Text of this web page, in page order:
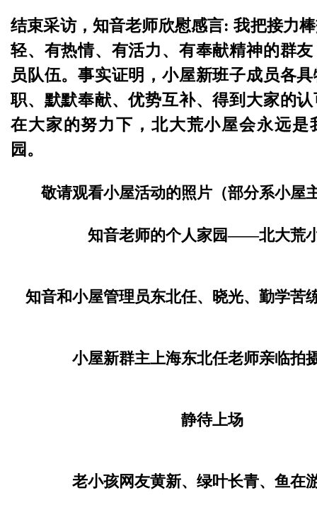
结束采访，知音老师欣慰感言: 我把接力
轻、有热情、有活力、有奉献精神的群
员队伍。事实证明，小屋新班子成员各
职、默默奉献、优势互补、得到大家的
在大家的努力下，北大荒小屋会永远是
园。
敬请观看小屋活动的照片（部分系小屋
知音老师的个人家园——北大荒
知音和小屋管理员东北任、晓光、勤学苦
小屋新群主上海东北任老师亲临拍